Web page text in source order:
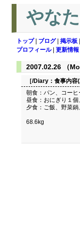
やな
トップ| ブログ| 掲示板
プロフィール| 更新情報
2007.02.26 （
［/Diary： 食事内容
朝食：パン、コー
昼食：おにぎり１
夕食：ご飯、野菜
68.6kg